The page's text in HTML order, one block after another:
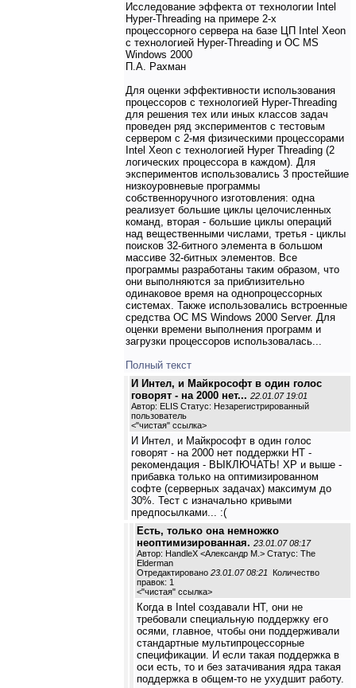
Исследование эффекта от технологии Intel
Hyper-Threading на примере 2-х
процессорного сервера на базе ЦП Intel Xeon
с технологией Hyper-Threading и ОС MS
Windows 2000
П.А. Рахман
Для оценки эффективности использования
процессоров с технологией Hyper-Threading
для решения тех или иных классов задач
проведен ряд экспериментов с тестовым
сервером с 2-мя физическими процессорами
Intel Xeon с технологией Hyper Threading (2
логических процессора в каждом). Для
экспериментов использовались 3 простейшие
низкоуровневые программы
собственноручного изготовления: одна
реализует большие циклы целочисленных
команд, вторая - большие циклы операций
над вещественными числами, третья - циклы
поисков 32-битного элемента в большом
массиве 32-битных элементов. Все
программы разработаны таким образом, что
они выполняются за приблизительно
одинаковое время на однопроцессорных
системах. Также использовались встроенные
средства ОС MS Windows 2000 Server. Для
оценки времени выполнения программ и
загрузки процессоров использовалась...
Полный текст
И Интел, и Майкрософт в один голос
говорят - на 2000 нет... 22.01.07 19:01
Автор: ELIS Статус: Незарегистрированный
пользователь
<"чистая" ссылка>
И Интел, и Майкрософт в один голос
говорят - на 2000 нет поддержки НТ -
рекомендация - ВЫКЛЮЧАТЬ! XP и выше -
прибавка только на оптимизированном
софте (серверных задачах) максимум до
30%. Тест с изначально кривыми
предпосылками... :(
Есть, только она немножко
неоптимизированная. 23.01.07 08:17
Автор: HandleX <Александр М.> Статус: The
Elderman
Отредактировано 23.01.07 08:21 Количество
правок: 1
<"чистая" ссылка>
Когда в Intel создавали HT, они не
требовали специальную поддержку его
осями, главное, чтобы они поддерживали
стандартные мультипроцессорные
спецификации. И если такая поддержка в
оси есть, то и без затачивания ядра такая
поддержка в общем-то не ухудшит работу.